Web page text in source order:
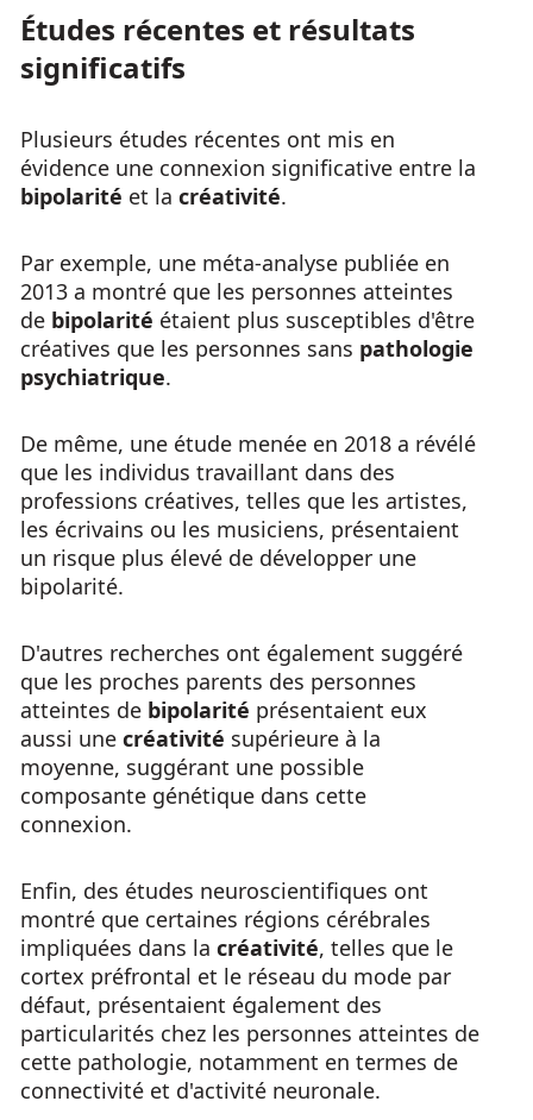
Études récentes et résultats
significatifs
Plusieurs études récentes ont mis en
évidence une connexion significative entre la
bipolarité et la créativité.
Par exemple, une méta-analyse publiée en
2013 a montré que les personnes atteintes
de bipolarité étaient plus susceptibles d'être
créatives que les personnes sans pathologie
psychiatrique.
De même, une étude menée en 2018 a révélé
que les individus travaillant dans des
professions créatives, telles que les artistes,
les écrivains ou les musiciens, présentaient
un risque plus élevé de développer une
bipolarité.
D'autres recherches ont également suggéré
que les proches parents des personnes
atteintes de bipolarité présentaient eux
aussi une créativité supérieure à la
moyenne, suggérant une possible
composante génétique dans cette
connexion.
Enfin, des études neuroscientifiques ont
montré que certaines régions cérébrales
impliquées dans la créativité, telles que le
cortex préfrontal et le réseau du mode par
défaut, présentaient également des
particularités chez les personnes atteintes de
cette pathologie, notamment en termes de
connectivité et d'activité neuronale.